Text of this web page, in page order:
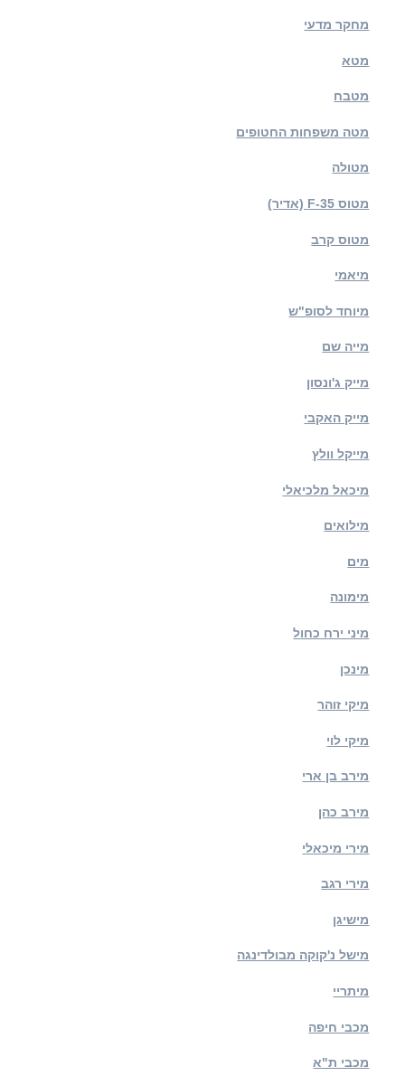
מחקר מדעי
מטא
מטבח
מטה משפחות החטופים
מטולה
מטוס F-35 (אדיר)
מטוס קרב
מיאמי
מיוחד לסופ"ש
מייה שם
מייק ג'ונסון
מייק האקבי
מייקל וולץ
מיכאל מלכיאלי
מילואים
מים
מימונה
מיני ירח כחול
מינכן
מיקי זוהר
מיקי לוי
מירב בן ארי
מירב כהן
מירי מיכאלי
מירי רגב
מישיגן
מישל נ'קוקה מבולדינגה
מיתריי
מכבי חיפה
מכבי ת"א